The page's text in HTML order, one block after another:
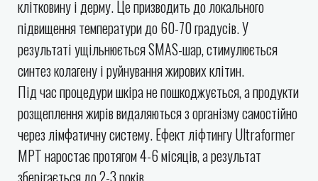
клітковину і дерму. Це призводить до локального
підвищення температури до 60-70 градусів. У
результаті ущільнюється SMAS-шар, стимулюється
синтез колагену і руйнування жирових клітин.
Під час процедури шкіра не пошкоджується, а продукти
розщеплення жирів видаляються з організму самостійно
через лімфатичну систему. Ефект ліфтингу Ultraformer
MPT наростає протягом 4-6 місяців, а результат
зберігається до 2-3 років.